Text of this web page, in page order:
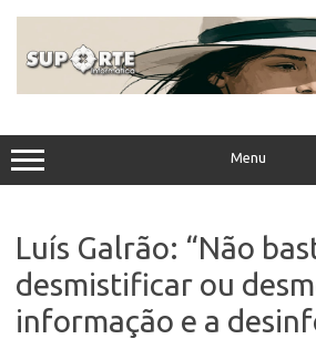
Menu
Luís Galrão: “Não
desmistificar ou
informação e a